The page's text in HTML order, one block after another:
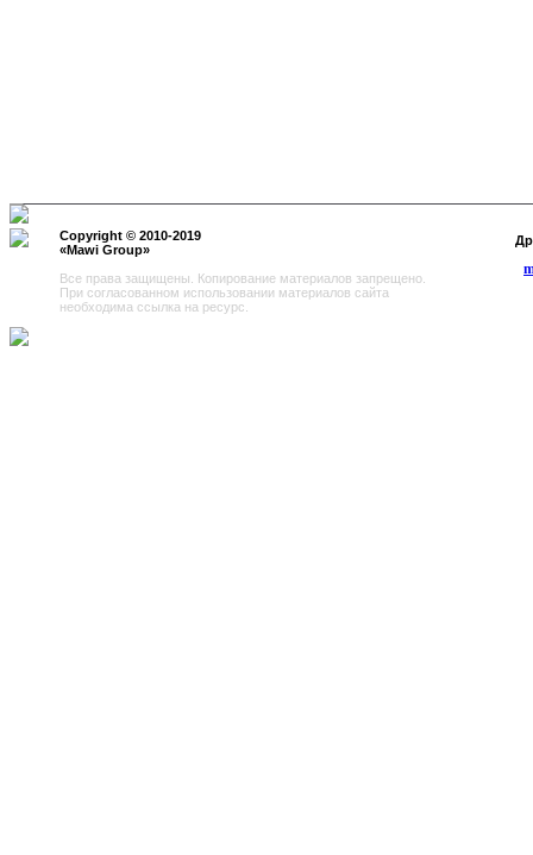
Copyright © 2010-2019
«Mawi Group»
Все права защищены. Копирование материалов запрещено.
При согласованном использовании материалов сайта
необходима ссылка на ресурс.